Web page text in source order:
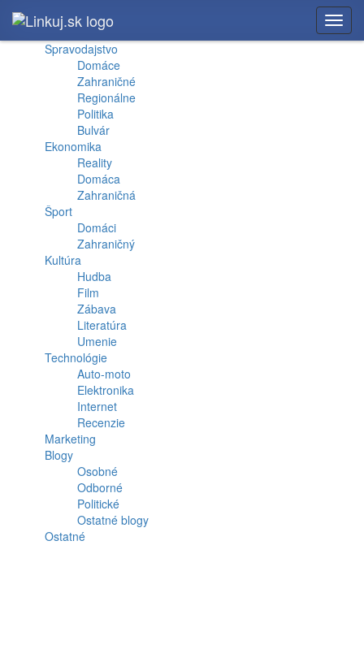
Spravodajstvo
Domáce
Zahraničné
Regionálne
Politika
Bulvár
Ekonomika
Reality
Domáca
Zahraničná
Šport
Domáci
Zahraničný
Kultúra
Hudba
Film
Zábava
Literatúra
Umenie
Technológie
Auto-moto
Elektronika
Internet
Recenzie
Marketing
Blogy
Osobné
Odborné
Politické
Ostatné blogy
Ostatné